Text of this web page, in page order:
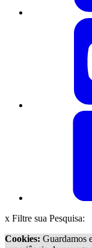
x Filtre sua Pesquisa:
Cookies: Guardamos